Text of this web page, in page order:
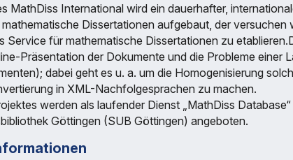
MathDiss International wird ein dauerhafter,
Dissertationen aufgebaut, der versuchen
Service für mathematische Dissertationen zu
Präsentation der Dokumente und die Probleme einer
dabei geht es u. a. um die Homogenisierung
in XML-Nachfolgesprachen zu machen.
werden als laufender Dienst „MathDiss
Göttingen (SUB Göttingen) angeboten.